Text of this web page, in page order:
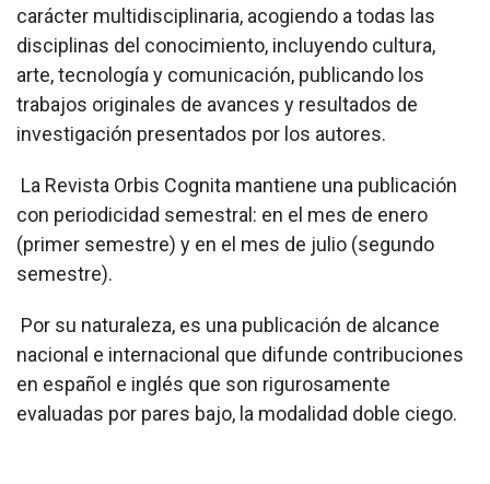
carácter multidisciplinaria, acogiendo a todas las
disciplinas del conocimiento, incluyendo cultura,
arte, tecnología y comunicación, publicando los
trabajos originales de avances y resultados de
investigación presentados por los autores.
La Revista Orbis Cognita mantiene una publicación
con periodicidad semestral: en el mes de enero
(primer semestre) y en el mes de julio (segundo
semestre).
Por su naturaleza, es una publicación de alcance
nacional e internacional que difunde contribuciones
en español e inglés que son rigurosamente
evaluadas por pares bajo, la modalidad doble ciego.